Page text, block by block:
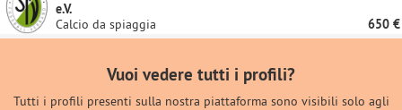
e.V.
Calcio da spiaggia 650 €
Vuoi vedere tutti i profili?
Tutti i profili presenti sulla nostra piattaforma sono visibili solo agli